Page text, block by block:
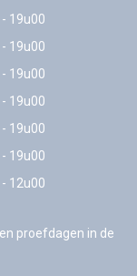
19u00
19u00
19u00
19u00
19u00
19u00
12u00
proefdagen in de